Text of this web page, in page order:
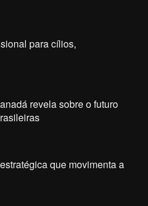
para cílios,
revela sobre o futuro
que movimenta a